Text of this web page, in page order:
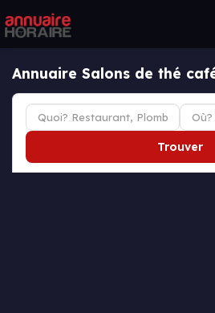
Annuaire Salons de thé
Trouver